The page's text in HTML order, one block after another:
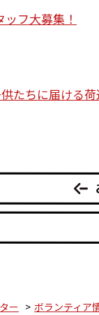
フ大募集！
たちに届ける
ー ボランティア